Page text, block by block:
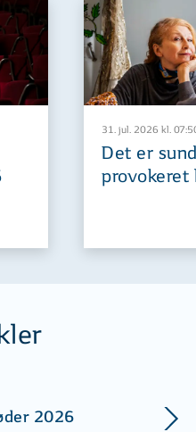
31. jul. 2026 kl.
Det er
provokeret
2026